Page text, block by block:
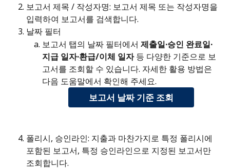
보고서 제목 / 작성자명: 보고서 제목 또는 작성자명을
입력하여 보고서를 검색합니다.
날짜 필터
보고서 탭의 날짜 필터에서 제출일·승인 완료일·
지급 일자·환급/이체 일자 등 다양한 기준으로 보
고서를 조회할 수 있습니다. 자세한 활용 방법은
다음 도움말에서 확인해 주세요.
보고서 날짜 기준 조회
폴리시, 승인라인: 지출과 마찬가지로 특정 폴리시에
포함된 보고서, 특정 승인라인으로 지정된 보고서만
조회합니다.